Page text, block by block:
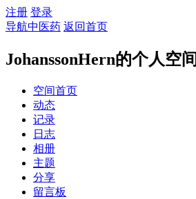
注册 登录
导航中医药 返回首页
JohanssonHern的个人空间
空间首页
动态
记录
日志
相册
主题
分享
留言板